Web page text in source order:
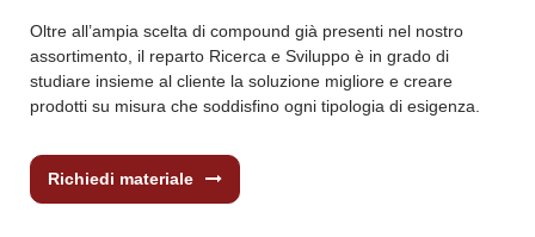
Oltre all’ampia scelta di compound già presenti nel nostro
assortimento, il reparto Ricerca e Sviluppo è in grado di
studiare insieme al cliente la soluzione migliore e creare
prodotti su misura che soddisfino ogni tipologia di esigenza.
Richiedi materiale